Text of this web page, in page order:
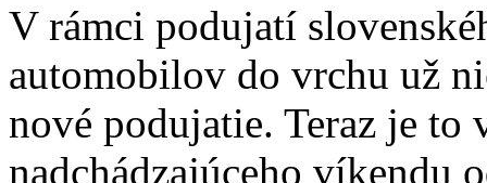
V rámci podujatí
automobilov do vrchu už
nové podujatie. Teraz je to
nadchádzajúceho víkendu